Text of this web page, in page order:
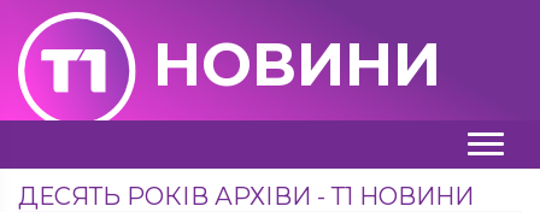
НОВИНИ
ДЕСЯТЬ РОКІВ АРХІВИ - Т1 НОВИНИ